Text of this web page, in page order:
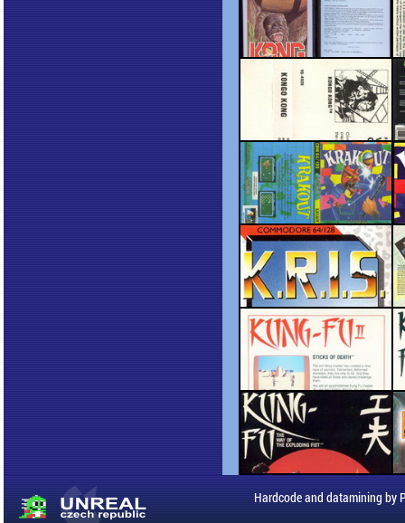
Hardcode and datamining by